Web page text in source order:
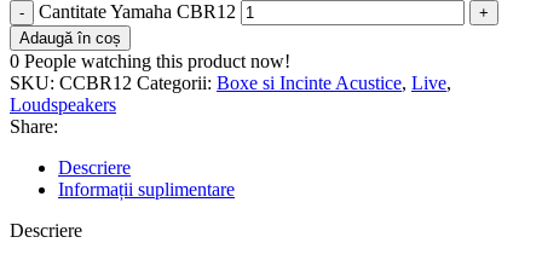
Cantitate Yamaha CBR12
Adaugă în coș
0 People watching this product now!
SKU: CCBR12 Categorii: Boxe si Incinte Acustice, Live,
Loudspeakers
Share:
Descriere
Informații suplimentare
Descriere